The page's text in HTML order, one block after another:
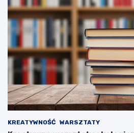
KREATYWNOŚĆ WARSZTATY